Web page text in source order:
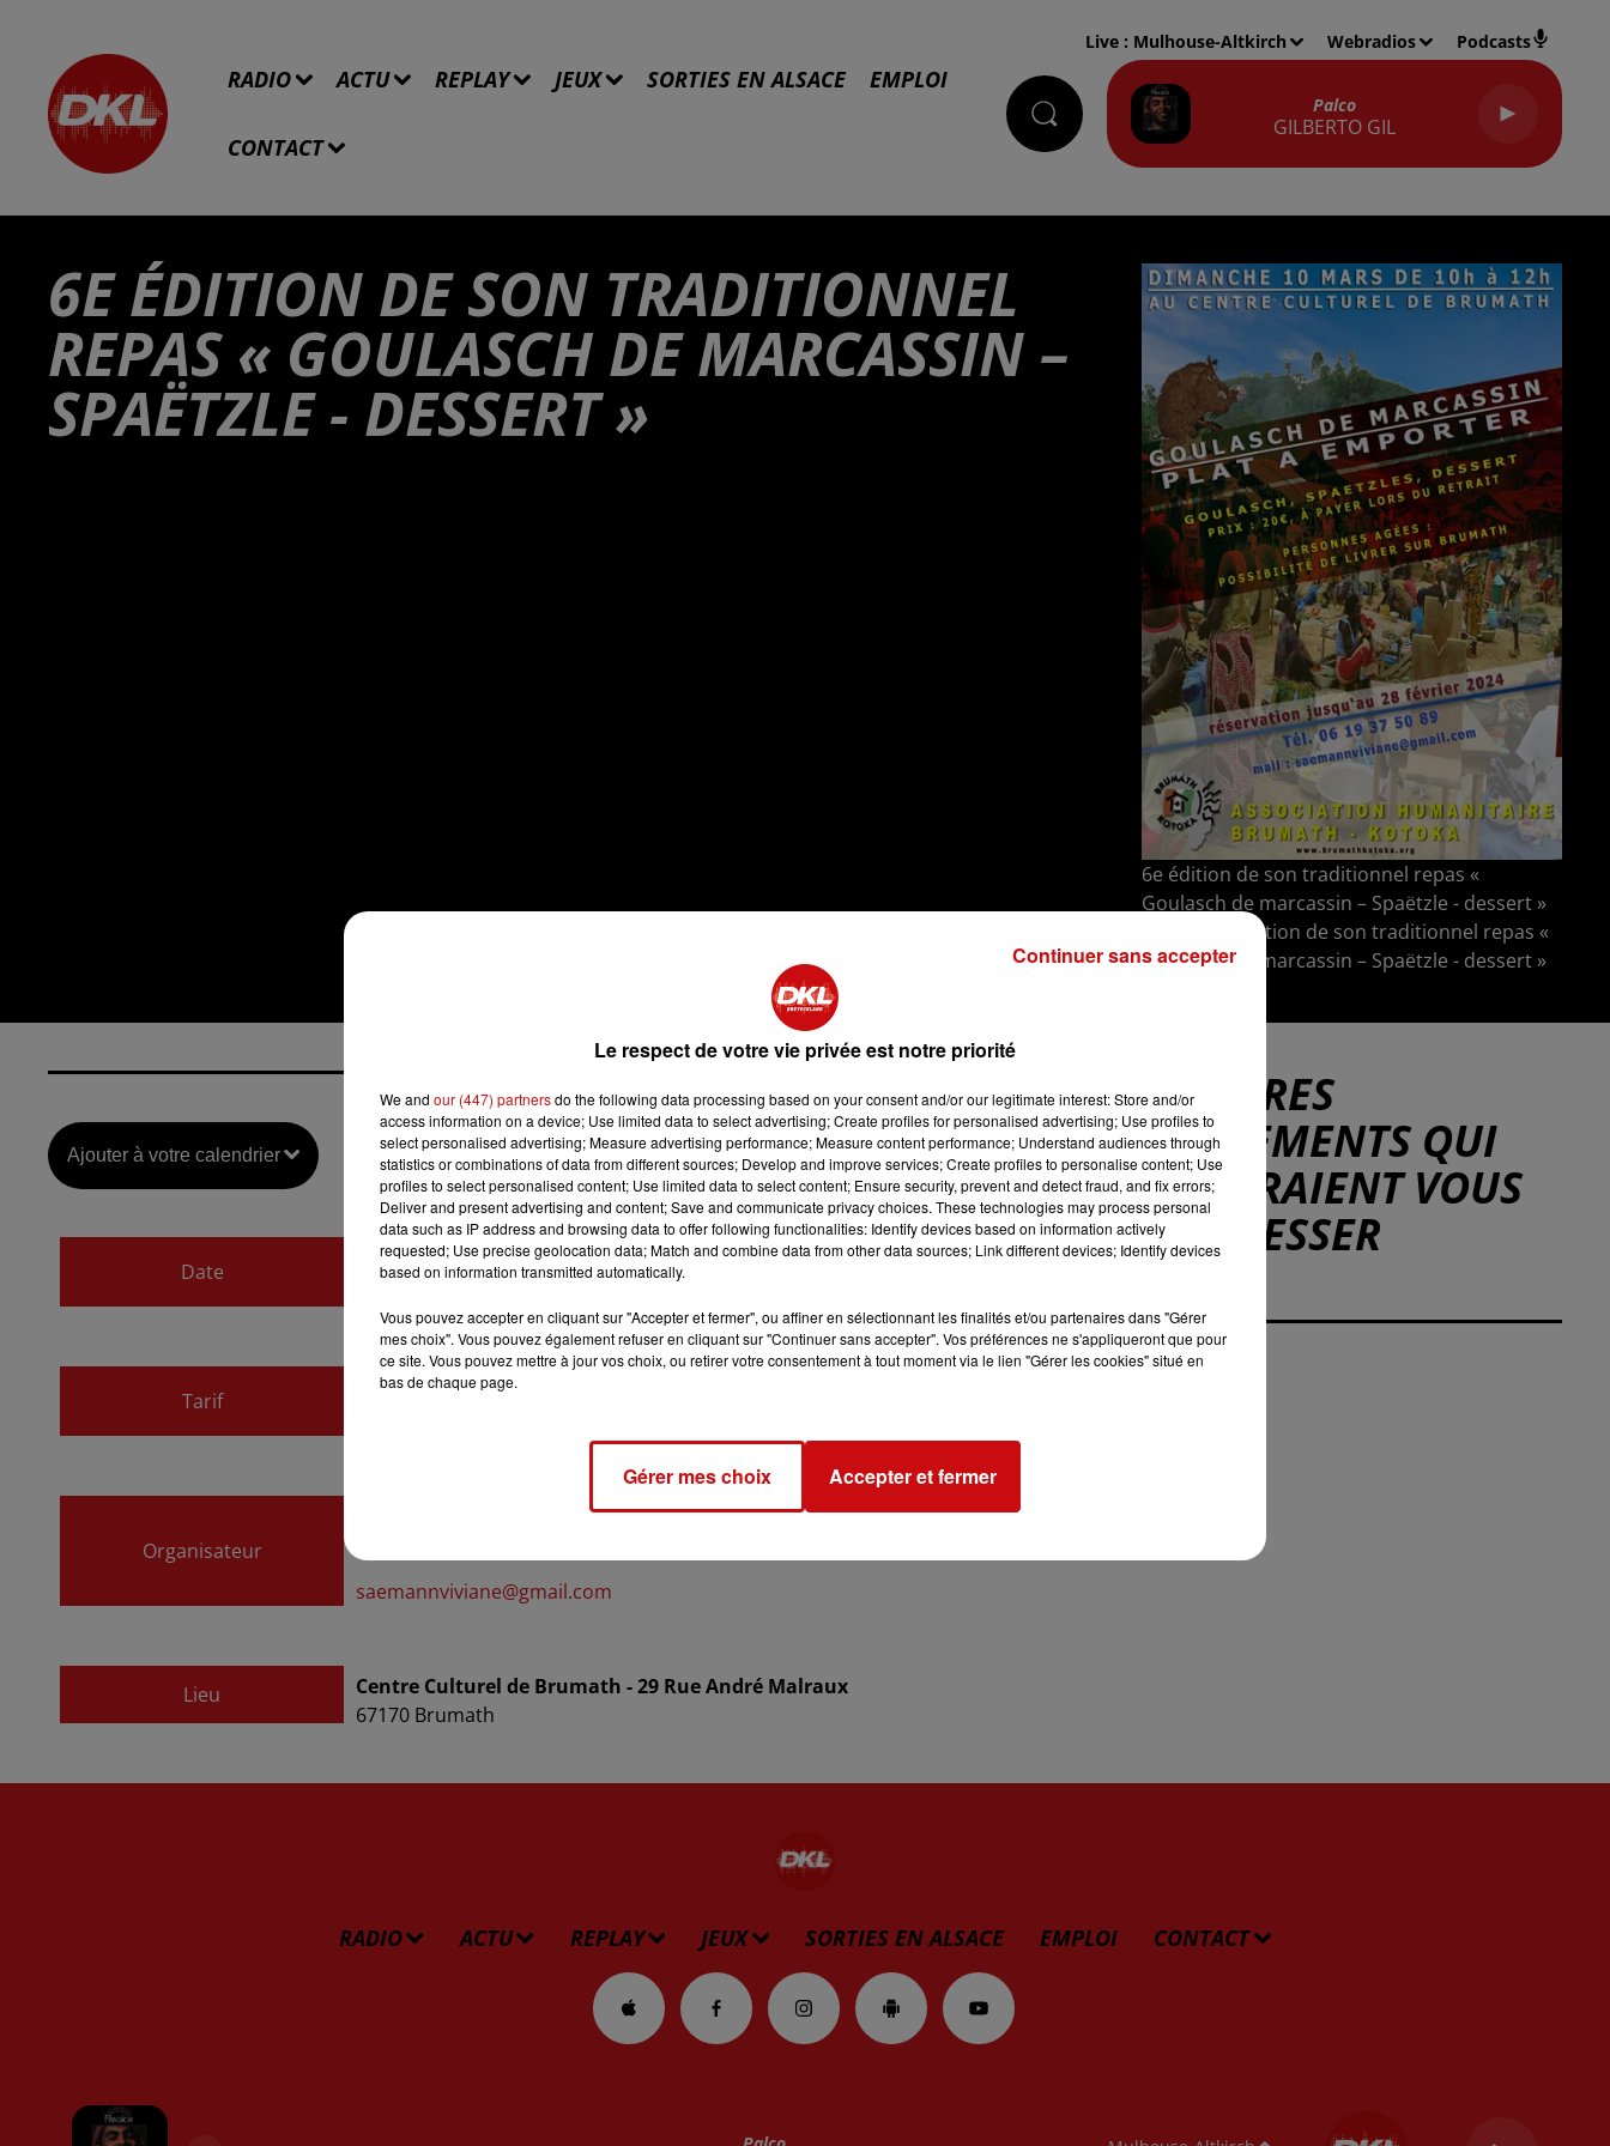
RADIO ACTU REPLAY JEUX SORTIES EN ALSACE EMPLOI
CONTACT
Live : Mulhouse-Altkirch Webradios Podcasts
Palco
GILBERTO GIL
6E ÉDITION DE SON TRADITIONNEL
REPAS « GOULASCH DE MARCASSIN –
SPAËTZLE - DESSERT »
6e édition de son traditionnel repas «
Goulasch de marcassin – Spaëtzle - dessert »
6e édition de son traditionnel repas «
Goulasch de marcassin – Spaëtzle - dessert »
Ajouter à votre calendrier
Date
du10 mars 2024 à 10h00
Tarif
Payant
Organisateur
L’association Brumath Kotoka
06 19 37 50 89
saemannviviane@gmail.com
Lieu
Centre Culturel de Brumath - 29 Rue André Malraux
67170 Brumath
D'AUTRES
ÉVÉNEMENTS QUI
POURRAIENT VOUS
INTÉRESSER
RADIO ACTU REPLAY JEUX SORTIES EN ALSACE EMPLOI CONTACT
Le respect de votre vie privée est notre priorité
We and our (447) partnersdo the following data processing based on your consent and/or our legitimate interest: Store and/or
access information on a device; Use limited data to select advertising; Create profiles for personalised advertising; Use profiles to
select personalised advertising; Measure advertising performance; Measure content performance; Understand audiences through
statistics or combinations of data from different sources; Develop and improve services; Create profiles to personalise content; Use
profiles to select personalised content; Use limited data to select content; Ensure security, prevent and detect fraud, and fix errors;
Deliver and present advertising and content; Save and communicate privacy choices. These technologies may process personal
data such as IP address and browsing data to offer following functionalities: Identify devices based on information actively
requested; Use precise geolocation data; Match and combine data from other data sources; Link different devices; Identify devices
based on information transmitted automatically.
Vous pouvez accepter en cliquant sur "Accepter et fermer", ou affiner en sélectionnant les finalités et/ou partenaires dans "Gérer
mes choix". Vous pouvez également refuser en cliquant sur "Continuer sans accepter". Vos préférences ne s'appliqueront que pour
ce site. Vous pouvez mettre à jour vos choix, ou retirer votre consentement à tout moment via le lien "Gérer les cookies" situé en
bas de chaque page.
Gérer mes choix Accepter et fermer
Continuer sans accepter